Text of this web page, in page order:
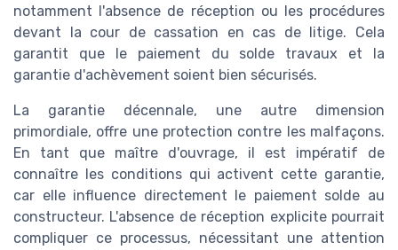
notamment l'absence de réception ou les procédures
devant la cour de cassation en cas de litige. Cela
garantit que le paiement du solde travaux et la
garantie d'achèvement soient bien sécurisés.
La garantie décennale, une autre dimension
primordiale, offre une protection contre les malfaçons.
En tant que maître d'ouvrage, il est impératif de
connaître les conditions qui activent cette garantie,
car elle influence directement le paiement solde au
constructeur. L'absence de réception explicite pourrait
compliquer ce processus, nécessitant une attention